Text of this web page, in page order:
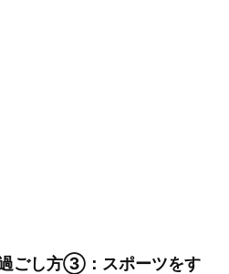
ごし方③：スポーツをす